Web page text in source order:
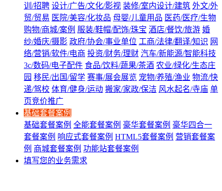
训/招聘 设计/广告/文化/影视 装修/室内设计/建筑 外文/外
贸/贸易 医院/美容/化妆品 母婴/儿童用品 医药/医疗/生物
购物/商城/案例 服装/鞋帽/配饰/珠宝 酒店/餐饮/旅游 婚
纱/婚庆/摄影 政府/协会/事业单位 工商/法律/翻译/知识 网
络/营销/软件/电商 投资/财务/理财 汽车/新能源/智能科技
3c/数码/电子配件 食品/饮料/蔬果/茶酒 农业/绿化/生态庄
园 移民/出国/留学 赛事/展会展览 宠物/养殖/渔业 物流/快
递/驾校 体育/健身/运动 搬家/家政/保洁 风水起名/寺庙 单
页竞价推广
基础套餐案例
基础套餐案例 全能套餐案例 豪华套餐案例 豪华四合一
套餐案例 响应式套餐案例 HTML5套餐案例 营销套餐案
例 商城套餐案例 功能站套餐案例
填写您的业务需求